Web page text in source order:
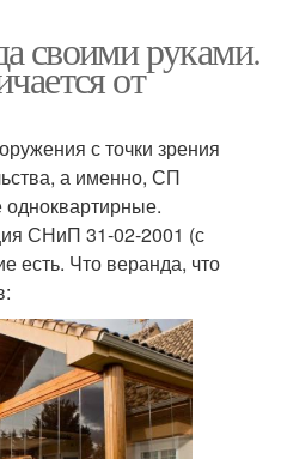
своими руками.
от
с точки зрения
а именно, СП
СНиП 31-02-2001 (с
есть. Что веранда, что